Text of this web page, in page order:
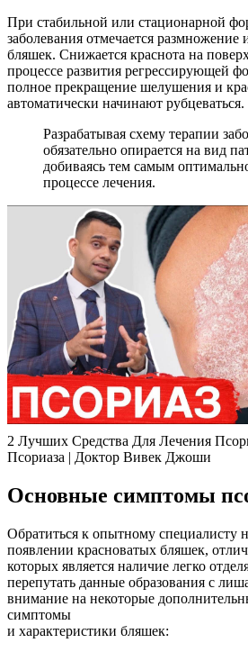
При стабильной или стационарной
заболевания отмечается
бляшек. Снижается краснота на
процессе развития регрессирующей
полное прекращение шелушения и
автоматически начинают рубцеваться.
Разрабатывая схему терапии
обязательно опирается на вид
добиваясь тем самым
процессе лечения.
2 Лучших Средства Для Лечения
Псориаза | Доктор Вивек Джоши
Основные симптомы
Обратиться к опытному специалисту
появлении красноватых бляшек,
которых является наличие легко
перепутать данные образования с
внимание на некоторые
симптомы
и характеристики бляшек: